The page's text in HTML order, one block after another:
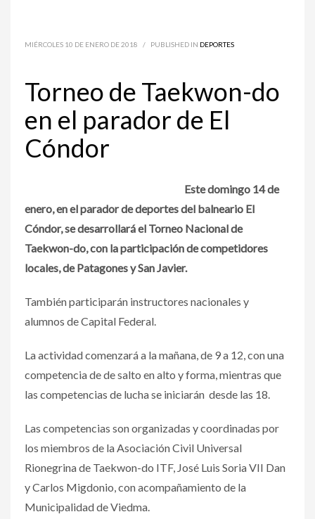
MIÉRCOLES 10 DE ENERO DE 2018 / PUBLISHED IN DEPORTES
Torneo de Taekwon-do
en el parador de El
Cóndor
Este domingo 14 de
enero, en el parador de deportes del balneario El
Cóndor, se desarrollará el Torneo Nacional de
Taekwon-do, con la participación de competidores
locales, de Patagones y San Javier.
También participarán instructores nacionales y
alumnos de Capital Federal.
La actividad comenzará a la mañana, de 9 a 12, con una
competencia de de salto en alto y forma, mientras que
las competencias de lucha se iniciarán desde las 18.
Las competencias son organizadas y coordinadas por
los miembros de la Asociación Civil Universal
Rionegrina de Taekwon-do ITF, José Luis Soria VII Dan
y Carlos Migdonio, con acompañamiento de la
Municipalidad de Viedma.